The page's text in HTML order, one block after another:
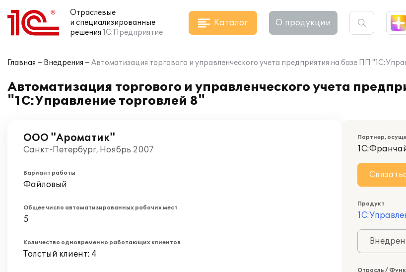
Отраслевые
и специализированные
решения 1С:Предприятие
Каталог О продукции
Главная Внедрения Автоматизация торгового и управленческого учета предприятия на базе ПП
Автоматизация торгового и управленческого учета
"1С:Управление торговлей 8"
ООО "Ароматик"
Санкт-Петербург, Ноябрь 2007
Вариант работы
Файловый
Общее число автоматизированных рабочих мест
5
Количество одновременно работающих клиентов
Толстый клиент: 4
Партнер,
Продукт
Отрасль /